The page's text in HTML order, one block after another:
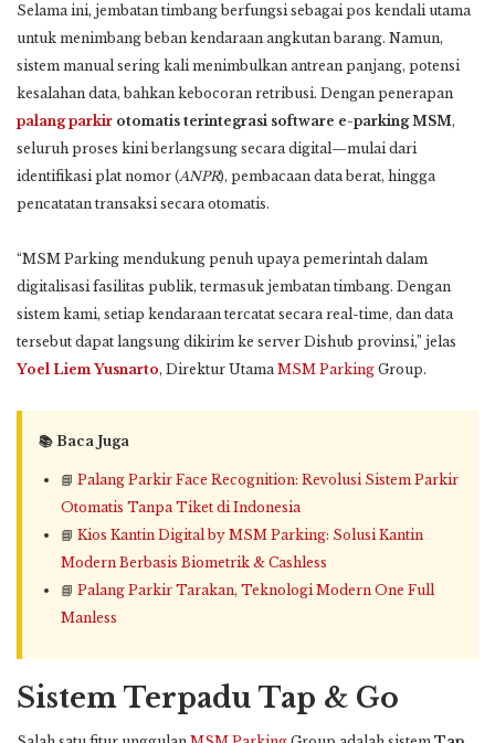
Selama ini, jembatan timbang berfungsi sebagai pos kendali utama
untuk menimbang beban kendaraan angkutan barang. Namun,
sistem manual sering kali menimbulkan antrean panjang, potensi
kesalahan data, bahkan kebocoran retribusi. Dengan penerapan
palang parkir otomatis terintegrasi software e-parking MSM,
seluruh proses kini berlangsung secara digital—mulai dari
identifikasi plat nomor (ANPR), pembacaan data berat, hingga
pencatatan transaksi secara otomatis.
“MSM Parking mendukung penuh upaya pemerintah dalam
digitalisasi fasilitas publik, termasuk jembatan timbang. Dengan
sistem kami, setiap kendaraan tercatat secara real-time, dan data
tersebut dapat langsung dikirim ke server Dishub provinsi,” jelas
Yoel Liem Yusnarto, Direktur Utama MSM Parking Group.
📚 Baca Juga
📘 Palang Parkir Face Recognition: Revolusi Sistem Parkir
Otomatis Tanpa Tiket di Indonesia
📘 Kios Kantin Digital by MSM Parking: Solusi Kantin
Modern Berbasis Biometrik & Cashless
📘 Palang Parkir Tarakan, Teknologi Modern One Full
Manless
Sistem Terpadu Tap & Go